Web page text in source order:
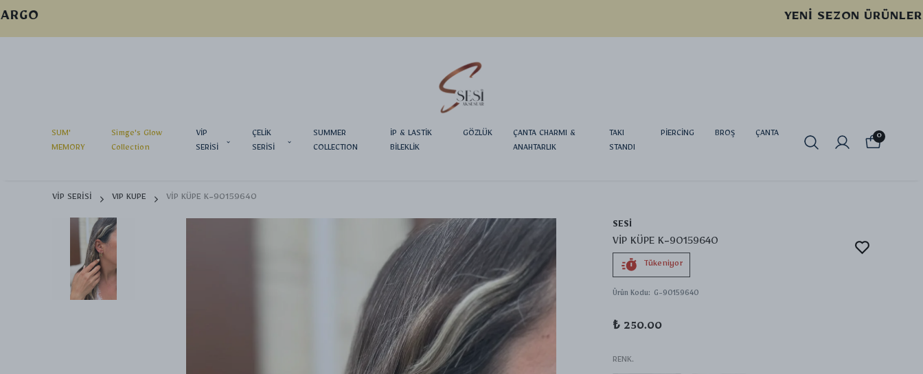
SUM'
MEMORY
Simge's Glow
Collection
VİP
SERİSİ
ÇELİK
SERİSİ
SUMMER
COLLECTION
İP & LASTİK
BİLEKLİK
GÖZLÜK
ÇANTA CHARMI &
ANAHTARLIK
TAKI
STANDI
PİERCİNG BROŞ ÇANTA 0
VİP SERİSİ VIP KUPE VİP KÜPE K-90159640
SESİ
VİP KÜPE K-90159640
Tükeniyor
Ürün Kodu: G-90159640
₺ 250.00
RENK.